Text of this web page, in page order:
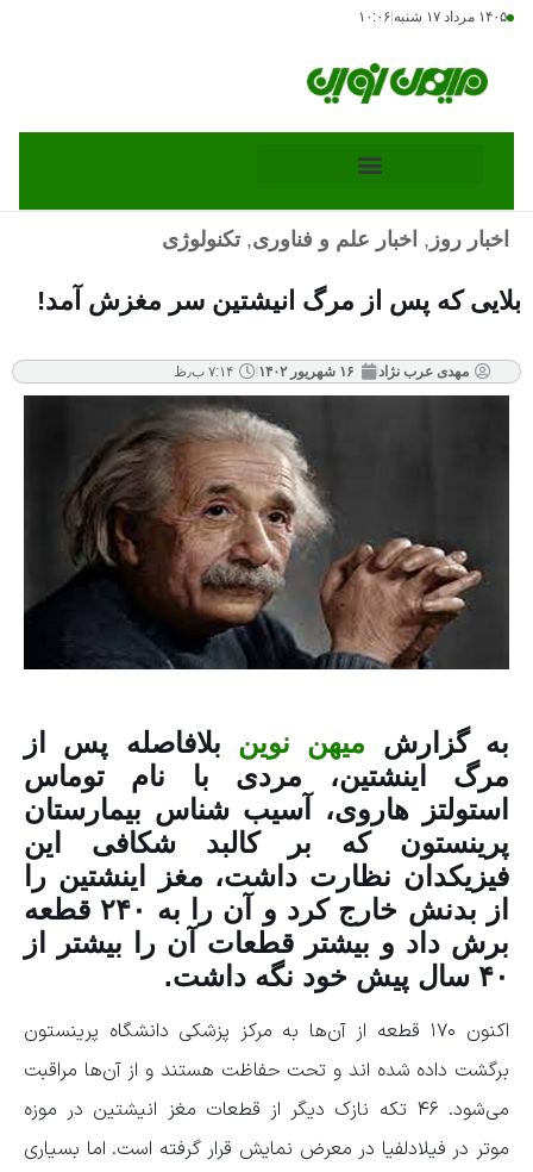
۱۴۰۵ مرداد ۱۷ شنبه ۱۰:۰۶
اخبار روز , اخبار علم و فناوری, تکنولوژی
بلایی که پس از مرگ انیشتین سر مغزش آمد!
مهدی عرب نژاد ۱۶ شهریور ۱۴۰۲ ۷:۱۴ ب٫ظ
به گزارش میهن نوین بلافاصله پس از
مرگ اینشتین، مردی با نام توماس
استولتز هاروی، آسیب شناس بیمارستان
پرینستون که بر کالبد شکافی این
فیزیکدان نظارت داشت، مغز اینشتین را
از بدنش خارج کرد و آن را به ۲۴۰ قطعه
برش داد و بیشتر قطعات آن را بیشتر از
۴۰ سال پیش خود نگه داشت.
اکنون ۱۷۰ قطعه از آن‌ها به مرکز پزشکی دانشگاه پرینستون
برگشت داده شده اند و تحت حفاظت هستند و از آن‌ها مراقبت
می‌شود. ۴۶ تکه نازک دیگر از قطعات مغز انیشتین در موزه
موتر در فیلادلفیا در معرض نمایش قرار گرفته است. اما بسیاری